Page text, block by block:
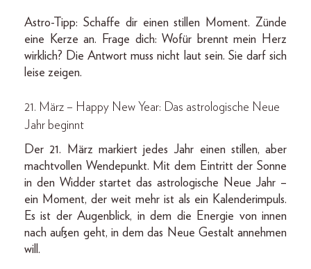
Astro-Tipp: Schaffe dir einen stillen Moment. Zünde
eine Kerze an. Frage dich: Wofür brennt mein Herz
wirklich? Die Antwort muss nicht laut sein. Sie darf sich
leise zeigen.
21. März – Happy New Year: Das astrologische Neue
Jahr beginnt
Der 21. März markiert jedes Jahr einen stillen, aber
machtvollen Wendepunkt. Mit dem Eintritt der Sonne
in den Widder startet das astrologische Neue Jahr –
ein Moment, der weit mehr ist als ein Kalenderimpuls.
Es ist der Augenblick, in dem die Energie von innen
nach außen geht, in dem das Neue Gestalt annehmen
will.